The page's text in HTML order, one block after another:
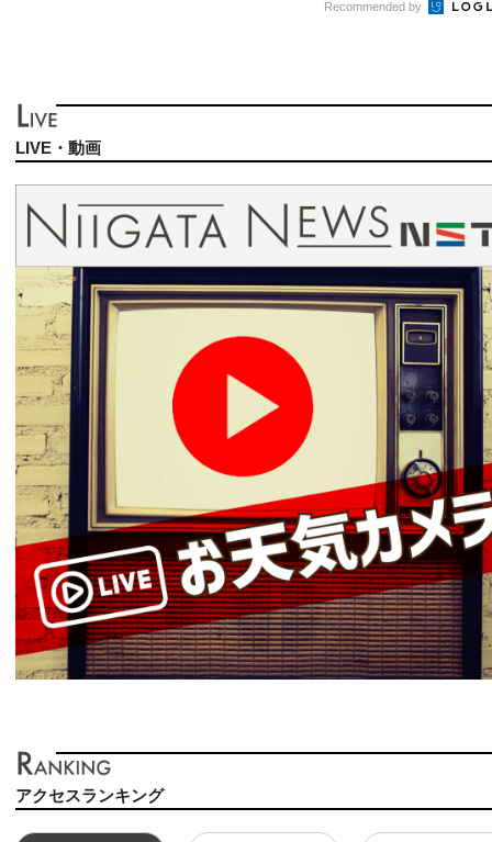
Recommended by
LIVE・動画
アクセスランキング